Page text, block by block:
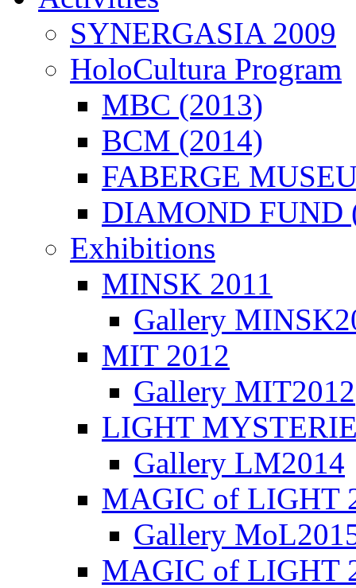
SYNERGASIA 2009
HoloCultura Program
MBC (2013)
BCM (2014)
FABERGE
DIAMOND FUND
Exhibitions
MINSK 2011
Gallery
ΜIT 2012
Gallery MIT2012
LIGHT
Gallery LM2014
MAGIC of LIGHT
Gallery
MAGIC of LIGHT